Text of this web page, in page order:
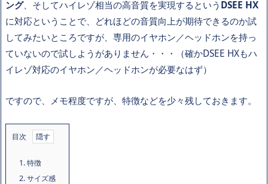
ング、そしてハイレゾ相当の高音質を実現するという DSEE HX
に対応ということで、どれほどの音質向上が期待できるのか試
してみたいところですが、専用のイヤホン／ヘッドホンを持っ
ていないので試しようがありません・・・（確かDSEE HXもハ
イレゾ対応のイヤホン／ヘッドホンが必要なはず）
ですので、メモ程度ですが、特徴などを少々残しておきます。
目次
1.特徴
2.サイズ感